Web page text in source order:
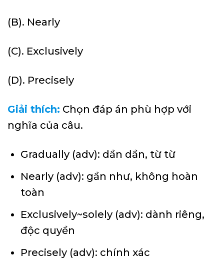
(B). Nearly
(C). Exclusively
(D). Precisely
Giải thích: Chọn đáp án phù hợp với
nghĩa của câu.
Gradually (adv): dần dần, từ từ
Nearly (adv): gần như, không hoàn
toàn
Exclusively~solely (adv): dành riêng,
độc quyền
Precisely (adv): chính xác